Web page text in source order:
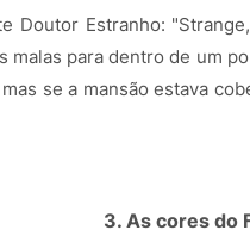
Doutor Estranho:
malas para dentro de um
se a mansão estava
3. As cores do